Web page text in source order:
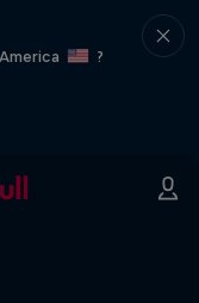
?